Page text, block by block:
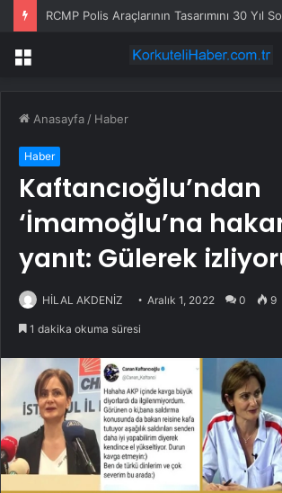
RCMP Polis Araçlarının Tasarımını 30 Yıl
Menü
Anasayfa / Haber
Haber
Kaftancıoğlu’ndan
‘İmamoğlu’na
yanıt: Gülerek
HİLAL AKDENİZ Aralık 1, 2022 0 9
1 dakika okuma süresi